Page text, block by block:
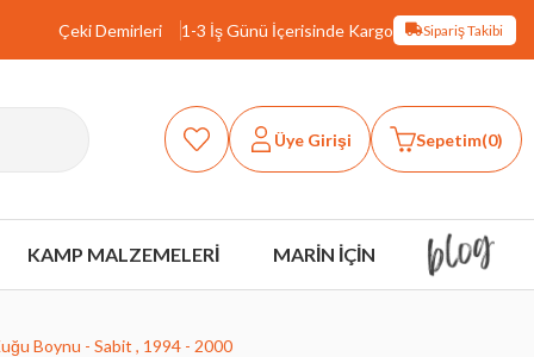
Çeki Demirleri 1-3 İş Günü İçerisinde Kargo Sipariş Takibi
Üye Girişi Sepetim 0
KAMP MALZEMELERİ MARİN İÇİN
Boynu - Sabit , 1994 - 2000